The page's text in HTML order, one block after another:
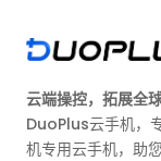
云端操控，拓展全
DuoPlus云手机，
机专用云手机，助